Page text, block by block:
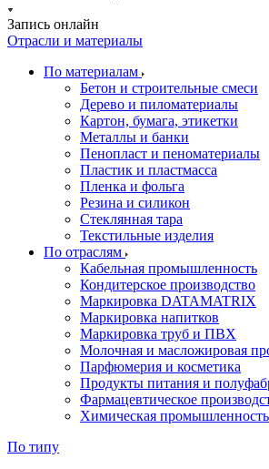
Запись онлайн
Отрасли и материалы
По материалам
Бетон и строительные смеси
Дерево и пиломатериалы
Картон, бумага, этикетки
Металлы и банки
Пенопласт и пеноматериалы
Пластик и пластмасса
Пленка и фольга
Резина и силикон
Стеклянная тара
Текстильные изделия
По отраслям
Кабельная промышленность
Кондитерское производство
Маркировка DATAMATRIX
Маркировка напитков
Маркировка труб и ПВХ
Молочная и масложировая
Парфюмерия и косметика
Продукты питания и
Фармацевтическое
Химическая промышленность
По типу